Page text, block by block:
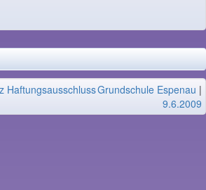
HaftungsausschlussGrundschule Espenau |
9.6.2009